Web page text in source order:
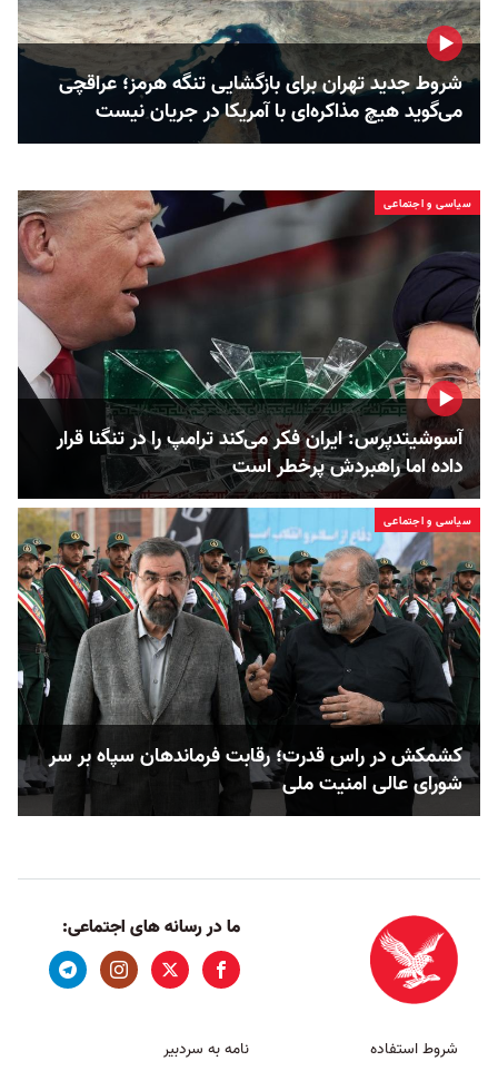
شروط جدید تهران برای بازگشایی تنگه هرمز؛ عراقچی
می‌گوید هیچ مذاکره‌ای با آمریکا در جریان نیست
سیاسی و اجتماعی
آسوشیتدپرس: ایران فکر می‌کند ترامپ را در تنگنا قرار
داده‌ اما راهبردش پرخطر است
سیاسی و اجتماعی
کشمکش در راس قدرت؛ رقابت فرماندهان سپاه بر سر
شورای عالی امنیت ملی
ما در رسانه های اجتماعی:
شروط استفاده نامه به سردبیر